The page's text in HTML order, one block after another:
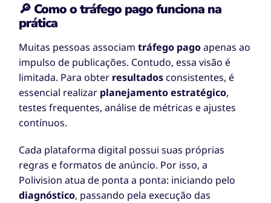
🔎 Como o tráfego pago funciona na
prática
Muitas pessoas associamtráfego pagoapenas ao
impulso de publicações. Contudo, essa visão é
limitada. Para obter resultadosconsistentes, é
essencial realizar planejamento estratégico,
testes frequentes, análise de métricas e ajustes
contínuos.
Cada plataforma digital possui suas próprias
regras e formatos de anúncio. Por isso, a
Polivision atua de ponta a ponta: iniciando pelo
diagnóstico, passando pela execução das